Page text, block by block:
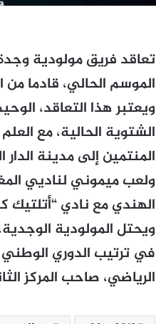
تعاقد فريق مولودية
الموسم الحالي، قادما
ويعتبر هذا التعاقد،
الشتوية الحالية، مع
المنتمين إلى مدينة الدار
ولعب ميموني لناديي
الهندي مع نادي “أتلتيك
ويحتل المولودية
الرياضي، صاحب المركز الثاني، و8 نقاط عن نهضة بركان،